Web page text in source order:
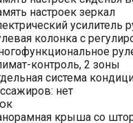
настроек зеркал
усилитель
колонка с
контроль, 2 зоны
система
нет
крыша со